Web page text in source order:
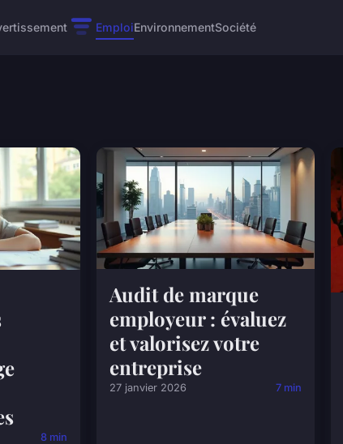
EmploiEnvironnementSociété
8 min
Audit de marque
employeur : évaluez
et valorisez votre
entreprise
27 janvier 2026 7 min